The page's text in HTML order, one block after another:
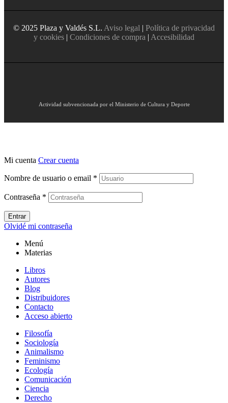
© 2025 Plaza y Valdés S.L. Aviso legal | Política de privacidad
y cookies | Condiciones de compra | Accesibilidad
Actividad subvencionada por el Ministerio de Cultura y Deporte
Mi cuenta Crear cuenta
Nombre de usuario o email *
Contraseña *
Entrar
Olvidé mi contraseña
Menú
Materias
Libros
Autores
Blog
Distribuidores
Contacto
Acceso abierto
Filosofía
Sociología
Animalismo
Feminismo
Ecología
Comunicación
Ciencia
Derecho